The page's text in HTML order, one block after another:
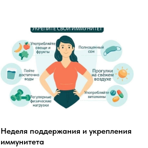
Неделя поддержания и укрепления
иммунитета